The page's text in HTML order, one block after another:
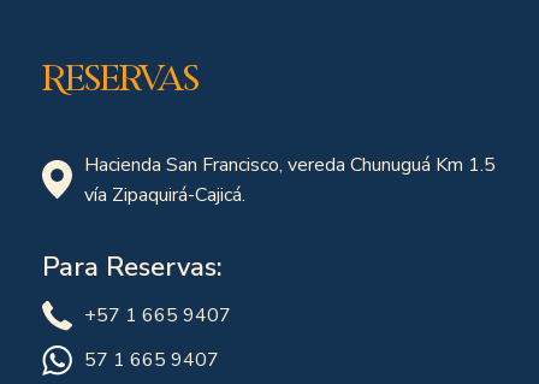
Reservas
Hacienda San Francisco, vereda Chunuguá Km 1.5
vía Zipaquirá-Cajicá.
Para Reservas:
+57 1 665 9407
57 1 665 9407